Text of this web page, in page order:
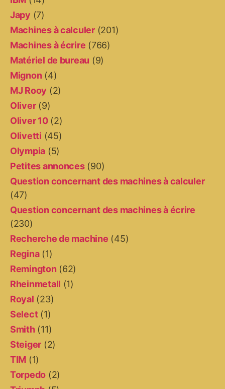
Japy (7)
Machines à calculer(201)
Machines à écrire (766)
Matériel de bureau (9)
Mignon (4)
MJ Rooy (2)
Oliver(9)
Oliver 10(2)
Olivetti (45)
Olympia (5)
Petites annonces(90)
Question concernant des machines à calculer
(47)
Question concernant des machines à écrire
(230)
Recherche de machine (45)
Regina(1)
Remington (62)
Rheinmetall (1)
Royal (23)
Select(1)
Smith(11)
Steiger (2)
TIM (1)
Torpedo (2)